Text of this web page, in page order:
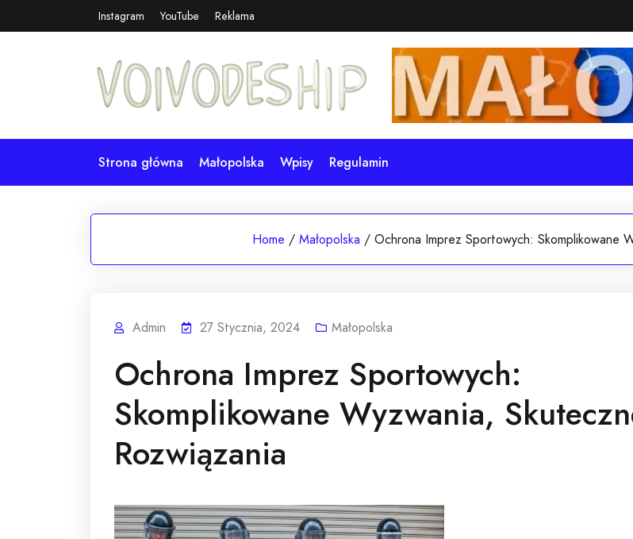
to
Instagram YouTube Reklama
Strona główna Małopolska Wpisy Regulamin
Home / Małopolska / Ochrona Imprez Sportowych: Skomplikowane
Admin 27 Stycznia, 2024 Małopolska
Ochrona Imprez Sportowych:
Skomplikowane Wyzwania,
Rozwiązania